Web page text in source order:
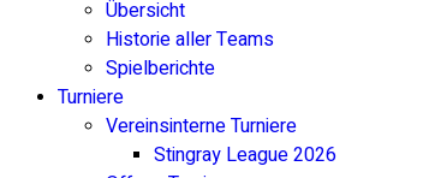
Übersicht
Historie aller Teams
Spielberichte
Turniere
Vereinsinterne Turniere
Stingray League 2026